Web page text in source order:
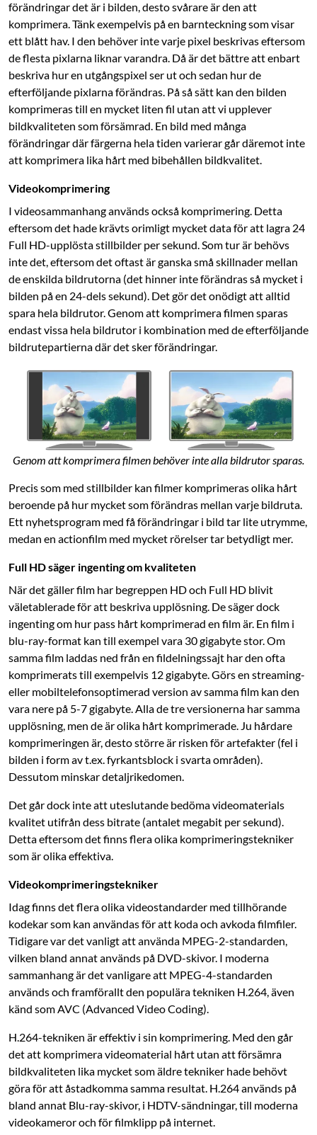
förändringar det är i bilden, desto svårare är den att
komprimera. Tänk exempelvis på en barnteckning som visar
ett blått hav. I den behöver inte varje pixel beskrivas eftersom
de flesta pixlarna liknar varandra. Då är det bättre att enbart
beskriva hur en utgångspixel ser ut och sedan hur de
efterföljande pixlarna förändras. På så sätt kan den bilden
komprimeras till en mycket liten fil utan att vi upplever
bildkvaliteten som försämrad. En bild med många
förändringar där färgerna hela tiden varierar går däremot inte
att komprimera lika hårt med bibehållen bildkvalitet.
Videokomprimering
I videosammanhang används också komprimering. Detta
eftersom det hade krävts orimligt mycket data för att lagra 24
Full HD-upplösta stillbilder per sekund. Som tur är behövs
inte det, eftersom det oftast är ganska små skillnader mellan
de enskilda bildrutorna (det hinner inte förändras så mycket i
bilden på en 24-dels sekund). Det gör det onödigt att alltid
spara hela bildrutor. Genom att komprimera filmen sparas
endast vissa hela bildrutor i kombination med de efterföljande
bildrutepartierna där det sker förändringar.
Genom att komprimera filmen behöver inte alla bildrutor sparas.
Precis som med stillbilder kan filmer komprimeras olika hårt
beroende på hur mycket som förändras mellan varje bildruta.
Ett nyhetsprogram med få förändringar i bild tar lite utrymme,
medan en actionfilm med mycket rörelser tar betydligt mer.
Full HD säger ingenting om kvaliteten
När det gäller film har begreppen HD och Full HD blivit
väletablerade för att beskriva upplösning. De säger dock
ingenting om hur pass hårt komprimerad en film är. En film i
blu-ray-format kan till exempel vara 30 gigabyte stor. Om
samma film laddas ned från en fildelningssajt har den ofta
komprimerats till exempelvis 12 gigabyte. Görs en streaming-
eller mobiltelefonsoptimerad version av samma film kan den
vara nere på 5-7 gigabyte. Alla de tre versionerna har samma
upplösning, men de är olika hårt komprimerade. Ju hårdare
komprimeringen är, desto större är risken för artefakter (fel i
bilden i form av t.ex. fyrkantsblock i svarta områden).
Dessutom minskar detaljrikedomen.
Det går dock inte att uteslutande bedöma videomaterials
kvalitet utifrån dess ­bitrate (antalet megabit per sekund).
Detta eftersom det finns flera olika komprimerings­tekniker
som är olika effektiva.
Videokomprimeringstekniker
Idag finns det flera olika videostandarder med tillhörande
kodekar som kan användas för att koda och avkoda filmfiler.
Tidigare var det vanligt att använda MPEG-2-standarden,
vilken bland annat används på DVD-skivor. I moderna
sammanhang är det ­vanligare att MPEG-4-standarden
används och framförallt den populära tekniken H.264, även
känd som AVC (Advanced Video Coding).
H.264-tekniken är effektiv i sin komprimering. Med den går
det att komprimera video­material hårt utan att försämra
bildkvaliteten lika mycket som äldre tekniker hade ­behövt
göra för att åstadkomma samma resultat. H.264 används på
bland annat Blu-ray-skivor, i HDTV-sändningar, till moderna
videokameror och för filmklipp på internet.